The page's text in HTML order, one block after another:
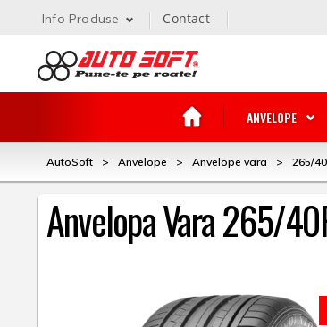
ANVELOPE
Info Produse Contact
AutoSoft > Anvelope > Anvelope vara > 265/
Anvelopa Vara 265/